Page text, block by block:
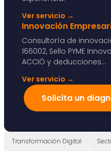
Ver servicio →
Innovación
Consultoría de
166002, Sello PYME
ACCIÓ y deducciones...
Ver servicio →
Solicita un
Transformación Digital